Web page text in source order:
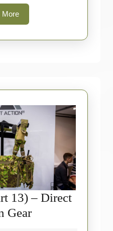
MoreRead
More
13) – Direct
GearIWA